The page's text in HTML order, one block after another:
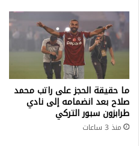
ما حقيقة الحجز على راتب محمد
صلاح بعد انضمامه إلى نادي
طرابزون سبور التركي
منذ 3 ساعات